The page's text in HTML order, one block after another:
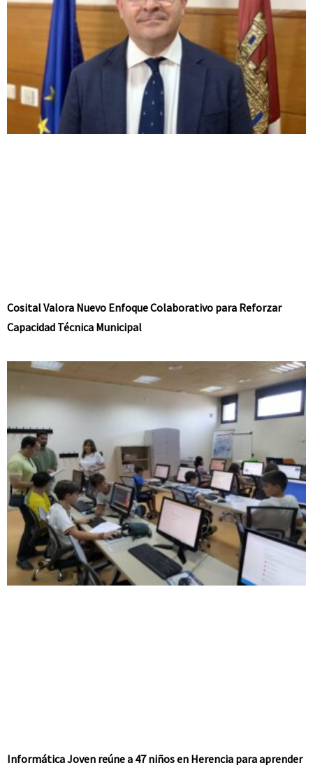
Cosital Valora Nuevo Enfoque Colaborativo para Reforzar
Capacidad Técnica Municipal
Informática Joven reúne a 47 niños en Herencia para aprender